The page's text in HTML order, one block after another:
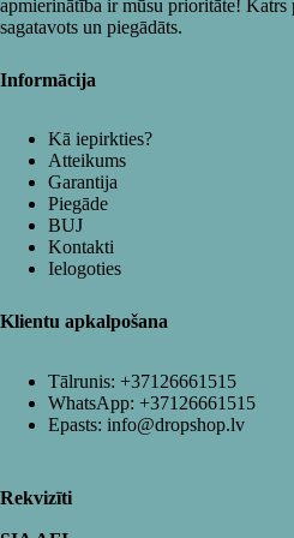
apmierinātība ir mūsu prioritāte! Katrs
sagatavots un piegādāts.
Informācija
Kā iepirkties?
Atteikums
Garantija
Piegāde
BUJ
Kontakti
Ielogoties
Klientu apkalpošana
Tālrunis: +37126661515
WhatsApp: +37126661515
Epasts: info@dropshop.lv
Rekvizīti